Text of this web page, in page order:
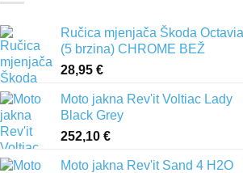
Ručica mjenjača Škoda Octavia
(5 brzina) CHROME BEŽ
28,95 €
Moto jakna Rev'it Voltiac Lady
Black Grey
252,10 €
Moto jakna Rev'it Sand 4 H2O